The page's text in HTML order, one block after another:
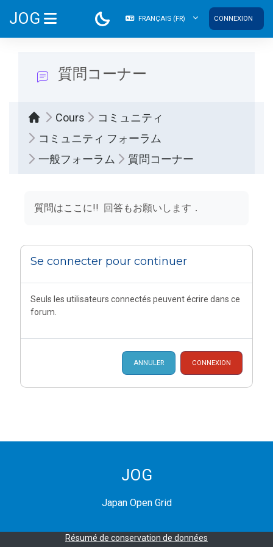
JOG
PANNEAU LATÉRAL
FRANÇAIS ‎(FR)‎ CONNEXION
質問コーナー
Cours
コミュニティ
コミュニティ フォーラム
一般フォーラム
質問コーナー
質問はここに!! 回答もお願いします．
Se connecter pour continuer
Seuls les utilisateurs connectés peuvent écrire dans ce
forum.
ANNULER CONNEXION
JOG
Japan Open Grid
Résumé de conservation de données